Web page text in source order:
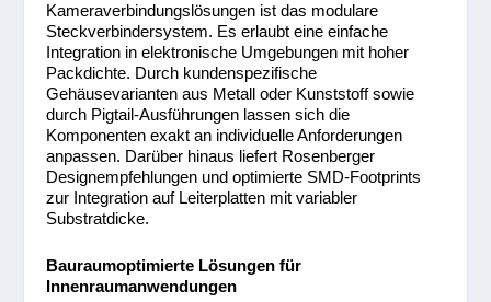
Kameraverbindungslösungen ist das modulare
Steckverbindersystem. Es erlaubt eine einfache
Integration in elektronische Umgebungen mit hoher
Packdichte. Durch kundenspezifische
Gehäusevarianten aus Metall oder Kunststoff sowie
durch Pigtail-Ausführungen lassen sich die
Komponenten exakt an individuelle Anforderungen
anpassen. Darüber hinaus liefert Rosenberger
Designempfehlungen und optimierte SMD-Footprints
zur Integration auf Leiterplatten mit variabler
Substratdicke.
Bauraumoptimierte Lösungen für
Innenraumanwendungen